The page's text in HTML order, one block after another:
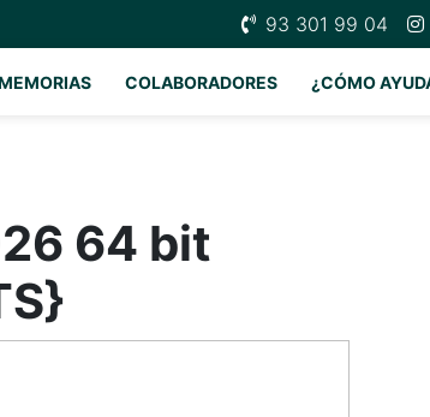
93 301 99 04
COLABORADORES ¿CÓMO
64 bit